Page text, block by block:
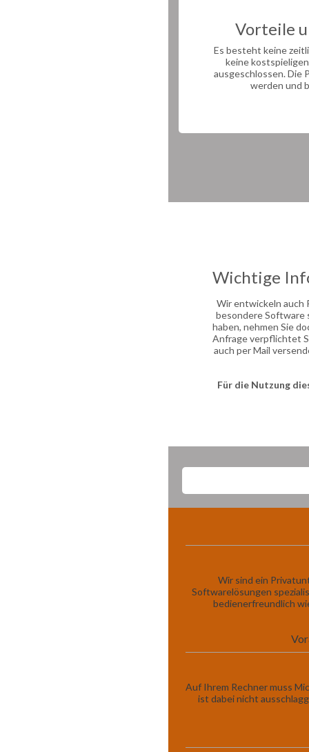
Vorteile
Es besteht keine
keine
ausgeschlossen. Die
werden und
Wichtige
Wir entwickeln auch
besondere Software
haben, nehmen Sie
Anfrage verpflichtet
auch per Mail
Für die Nutzung
Wir sind ein
Softwarelösungen
bedienerfreundlich
Auf Ihrem Rechner muss
ist dabei nicht